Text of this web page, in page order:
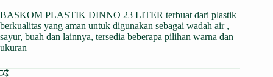
adalah:
Rp 63.000.
ini
adalah:
Rp 47.250.
BASKOM PLASTIK DINNO 23 LITER terbuat dari plastik
berkualitas yang aman untuk digunakan sebagai wadah air ,
sayur, buah dan lainnya, tersedia beberapa pilihan warna dan
ukuran